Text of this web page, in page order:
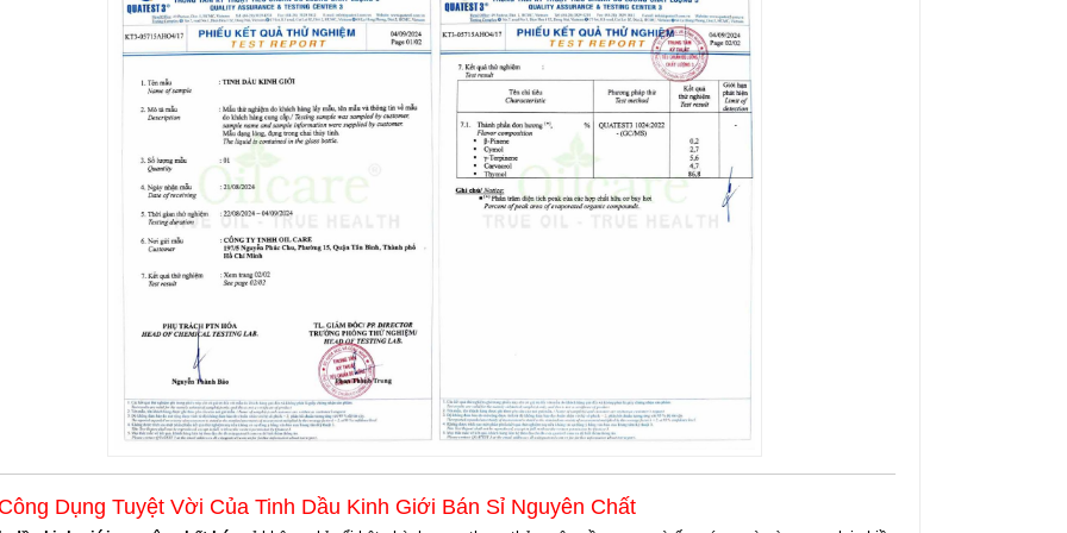
Dụng Tuyệt Vời Của Tinh Dầu Kinh Giới Bán Sỉ Nguyên Chất